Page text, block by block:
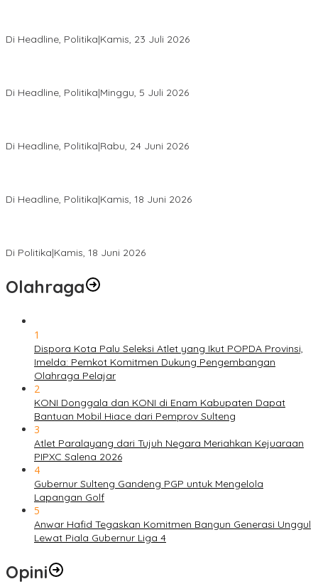
Di Headline, Politika|Kamis, 23 Juli 2026
Di Headline, Politika|Minggu, 5 Juli 2026
Di Headline, Politika|Rabu, 24 Juni 2026
Di Headline, Politika|Kamis, 18 Juni 2026
Di Politika|Kamis, 18 Juni 2026
Olahraga
1
Dispora Kota Palu Seleksi Atlet yang Ikut POPDA Provinsi,
Imelda: Pemkot Komitmen Dukung Pengembangan
Olahraga Pelajar
2
KONI Donggala dan KONI di Enam Kabupaten Dapat
Bantuan Mobil Hiace dari Pemprov Sulteng
3
Atlet Paralayang dari Tujuh Negara Meriahkan Kejuaraan
PIPXC Salena 2026
4
Gubernur Sulteng Gandeng PGP untuk Mengelola
Lapangan Golf
5
Anwar Hafid Tegaskan Komitmen Bangun Generasi Unggul
Lewat Piala Gubernur Liga 4
Opini